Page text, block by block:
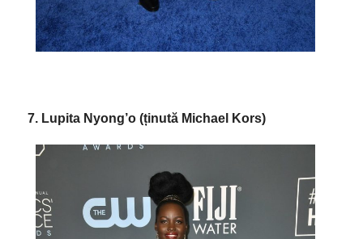
7. Lupita Nyong’o (ținută Michael Kors)